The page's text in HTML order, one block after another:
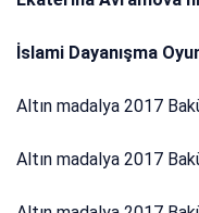
İslami Dayanışma
Altın madalya 2017
Altın madalya 2017